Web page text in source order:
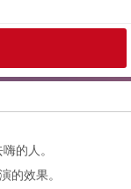
的人。
的效果。